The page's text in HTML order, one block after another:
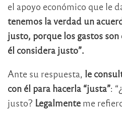
el apoyo económico que le
tenemos la verdad un
justo, porque los gastos
él considera justo”.
Ante su respuesta, le
con él para hacerla “justa”:
justo? Legalmente me